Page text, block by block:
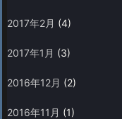
2017年2月 (4)
2017年1月 (3)
2016年12月 (2)
2016年11月 (1)